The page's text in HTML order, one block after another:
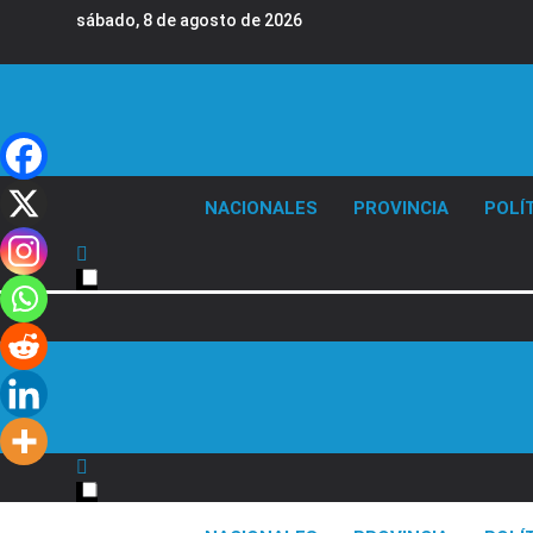
contenido
sábado, 8 de agosto de 2026
NACIONALES PROVINCIA